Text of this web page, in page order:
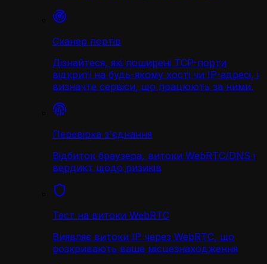
Сканер портів
Дізнайтеся, які поширені TCP-порти
відкриті на будь-якому хості чи IP-адресі, і
визначте сервіси, що працюють за ними.
Перевірка з'єднання
Відбиток браузера, витоки WebRTC/DNS і
вердикт щодо ризиків
Тест на витоки WebRTC
Виявляє витоки IP через WebRTC, що
розкривають ваше місцезнаходження